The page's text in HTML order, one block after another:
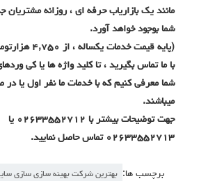
مانند یک بازاریاب حرفه ای ، روزانه مشتریان
شما بوجود خواهد آورد.
(پایه قیمت خدمات یکساله ، از ۴,۷۵۰ هزارتومان)
با ما تماس بگیرید ، تا کلید واژه ها یا کی
شما معرفی کنیم که با خدمات ما نفر اول یا
میباشند.
جهت توضیحات بیشتر با ۰۲۶۳۳۵۵۲۷۱۲ یا
۰۲۶۳۳۵۵۲۷۱۳ تماس حاصل نمایید.
برچسب ها: بهترین شرکت بهینه سازی سازی